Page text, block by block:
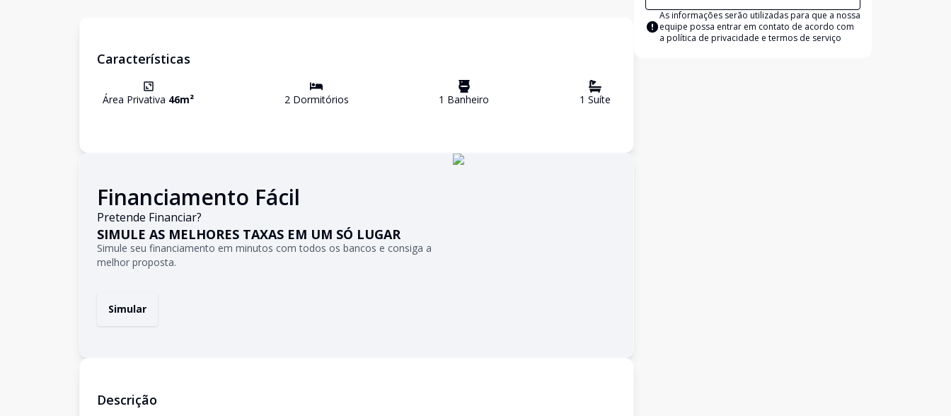
Características
Área Privativa 46m² 2Dormitórios 1 Banheiro 1 Suíte
Financiamento Fácil
Pretende Financiar?
SIMULE AS MELHORES TAXAS EM UM SÓ LUGAR
Simule seu financiamento em minutos com todos os bancos e consiga a
melhor proposta.
Simular
Descrição
As informações serão utilizadas para que a nossa
equipe possa entrar em contato de acordo com
a política de privacidade e termos de serviço